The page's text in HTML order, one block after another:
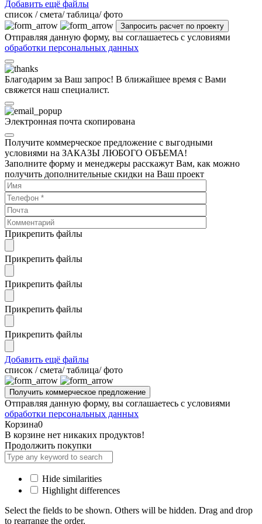
Добавить ещё файлы
cписок / смета/ таблица/ фото
Отправляя данную форму, вы соглашаетесь с условиями
обработки персональных данных
Благодарим за Ваш запрос! В ближайшее время с Вами
свяжется наш специалист.
Электронная почта скопирована
Получите коммерческое предложение с выгодными
условиями на ЗАКАЗЫ ЛЮБОГО ОБЪЕМА!
Заполните форму и менеджеры расскажут Вам, как можно
получить дополнительные скидки на Ваш проект
Прикрепить файлы
Прикрепить файлы
Прикрепить файлы
Прикрепить файлы
Прикрепить файлы
Добавить ещё файлы
cписок / смета/ таблица/ фото
Отправляя данную форму, вы соглашаетесь с условиями
обработки персональных данных
Корзина0
В корзине нет никаких продуктов!
Продолжить покупки
Hide similarities
Highlight differences
Select the fields to be shown. Others will be hidden. Drag and drop
to rearrange the order.